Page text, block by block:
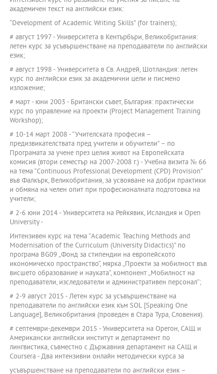
академичен текст на английски език:
“Development of Academic Writing Skills” (for trainers);
# август 1997 - Университета в Кентърбъри, Великобритания:
летен курс за усъвършенстване на преподаватели по английски
език;
# август 1998 - Университета в Св. Андрей, Шотландия: летен
курс по английски език за академични цели и писмено
изложение;
# март - юни 2003 - Британски съвет, България: практически
курс по управление на проекти (Project Management Training
Workshop);
# 10-14 март 2008 - “Учителската професия –
предизвикателствата пред учители и обучители” – по
Програмата за учене през целия живот на Европейската
комисия (втори семестър на 2007-2008 г.) - Учебна визита № 66
на тема “Continuous Professional Development (CPD) Provision”
във Фалкърк, Великобритания, за усвояване на добри практики
и обмяна на челен опит при професионалната подготовка на
учители;
# 2-6 юни 2014 - Университета на Рейкявик, Исландия и Open
University -
Интензивен курс на тема “Academic Teaching Methods and
Modernisation of the Curriculum (University Didactics)” по
програма BG09 „Фонд за стипендии на европейското
икономическо пространство“, мярка „Проекти за мобилност във
висшето образование и науката“, компонент „Мобилност на
преподаватели, изследователи и административен персонал“;
# 2-9 август 2015 - Летен курс за усъвършенстване на
преподаватели по английски език към SOL [Speaking One
Language], Великобритания (проведен в Стара Тура, Словения).
# септември-декември 2015 - Университета на Орегон, САЩ и
Американски английски институт и департамент по
лингвистика, съвместно с Държавния департамент на САЩ и
Coursera - Два интензивни онлайн методически курсa за
усъвършенстване на преподаватели по английски език –